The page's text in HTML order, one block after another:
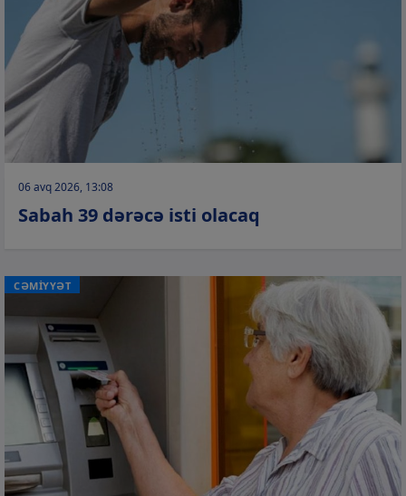
06 avq 2026, 13:08
Sabah 39 dərəcə isti olacaq
CƏMİYYƏT